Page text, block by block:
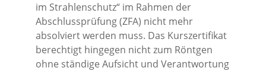
im Strahlenschutz“ im Rahmen der
Abschlussprüfung (ZFA) nicht mehr
absolviert werden muss. Das Kurszertifikat
berechtigt hingegen nicht zum Röntgen
ohne ständige Aufsicht und Verantwortung